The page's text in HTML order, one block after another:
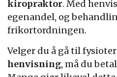
kiropraktor. Med
egenandel, og
frikortordningen.
Velger du å gå til
henvisning, må du